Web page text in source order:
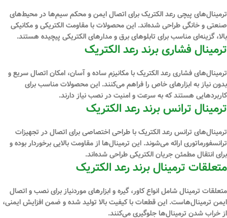
ترمینال‌های پیچی رعد الکتریک برای اتصال ایمن و محکم سیم‌ها در محیط‌های
صنعتی و خانگی طراحی شده‌اند. این محصولات با مقاومت الکتریکی و مکانیکی
بالا، گزینه‌ای مناسب برای تابلوهای برق و مدارهای الکتریکی پیچیده هستند.
ترمینال فشاری برند رعد الکتریک
ترمینال‌های فشاری رعد الکتریک با مکانیزم ساده و آسان، امکان اتصال سریع و
بدون نیاز به ابزارهای خاص را فراهم می‌کنند. این محصولات مناسب برای
کاربردهایی هستند که به سرعت و امنیت در نصب نیاز دارند.
ترمینال ترانس برند رعد الکتریک
ترمینال‌های ترانس رعد الکتریک با طراحی اختصاصی برای اتصال در تجهیزات
ترانسفورماتوری ارائه می‌شوند. این ترمینال‌ها از مقاومت بالایی برخوردار بوده و
برای انتقال مطمئن جریان الکتریکی طراحی شده‌اند.
متعلقات ترمینال برند رعد الکتریک
متعلقات ترمینال شامل انواع کاور، گیره و ابزارهای موردنیاز برای نصب و اتصال
ایمن ترمینال‌هاست. این قطعات با کیفیت بالا تولید شده و ضمن افزایش ایمنی،
از خراب شدن ترمینال‌ها جلوگیری می‌کنند.